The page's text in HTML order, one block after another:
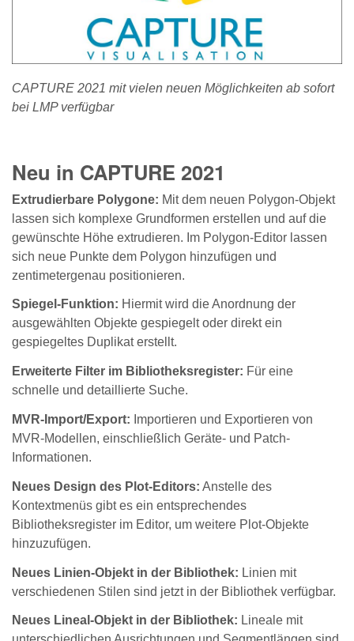
CAPTURE 2021 mit vielen neuen Möglichkeiten ab sofort
bei LMP verfügbar
Neu in CAPTURE 2021
Extrudierbare Polygone: Mit dem neuen Polygon-Objekt
lassen sich komplexe Grundformen erstellen und auf die
gewünschte Höhe extrudieren. Im Polygon-Editor lassen
sich neue Punkte dem Polygon hinzufügen und
zentimetergenau positionieren.
Spiegel-Funktion: Hiermit wird die Anordnung der
ausgewählten Objekte gespiegelt oder direkt ein
gespiegeltes Duplikat erstellt.
Erweiterte Filter im Bibliotheksregister: Für eine
schnelle und detaillierte Suche.
MVR-Import/Export: Importieren und Exportieren von
MVR-Modellen, einschließlich Geräte- und Patch-
Informationen.
Neues Design des Plot-Editors: Anstelle des
Kontextmenüs gibt es ein entsprechendes
Bibliotheksregister im Editor, um weitere Plot-Objekte
hinzuzufügen.
Neues Linien-Objekt in der Bibliothek: Linien mit
verschiedenen Stilen sind jetzt in der Bibliothek verfügbar.
Neues Lineal-Objekt in der Bibliothek: Lineale mit